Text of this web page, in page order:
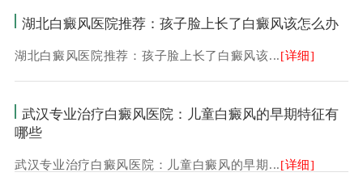
湖北白癜风医院推荐：孩子脸上长了白癜风该怎么办
湖北白癜风医院推荐：孩子脸上长了白癜风该...[详细]
武汉专业治疗白癜风医院：儿童白癜风的早期特征有
哪些
武汉专业治疗白癜风医院：儿童白癜风的早期...[详细]